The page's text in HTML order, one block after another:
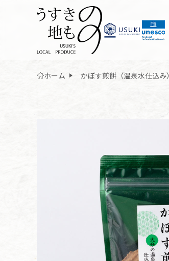
ホーム かぼす煎餅（温泉水仕込み）